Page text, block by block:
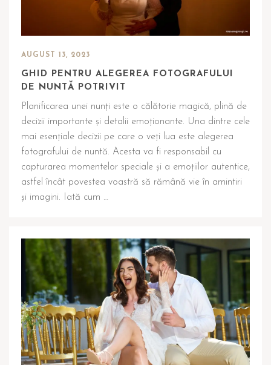
AUGUST 13, 2023
GHID PENTRU ALEGEREA FOTOGRAFULUI
DE NUNTĂ POTRIVIT
Planificarea unei nunți este o călătorie magică, plină de
decizii importante și detalii emoționante. Una dintre cele
mai esențiale decizii pe care o veți lua este alegerea
fotografului de nuntă. Acesta va fi responsabil cu
capturarea momentelor speciale și a emoțiilor autentice,
astfel încât povestea voastră să rămână vie în amintiri
și imagini. Iată cum …